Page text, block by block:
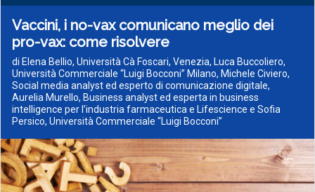
Vaccini, i no-vax comunicano meglio dei
pro-vax: come risolvere
di Elena Bellio, Università Cà Foscari, Venezia, Luca Buccoliero,
Università Commerciale “Luigi Bocconi” Milano, Michele Civiero,
Social media analyst ed esperto di comunicazione digitale,
Aurelia Murello, Business analyst ed esperta in business
intelligence per l’industria farmaceutica e Lifescience e Sofia
Persico, Università Commerciale “Luigi Bocconi”